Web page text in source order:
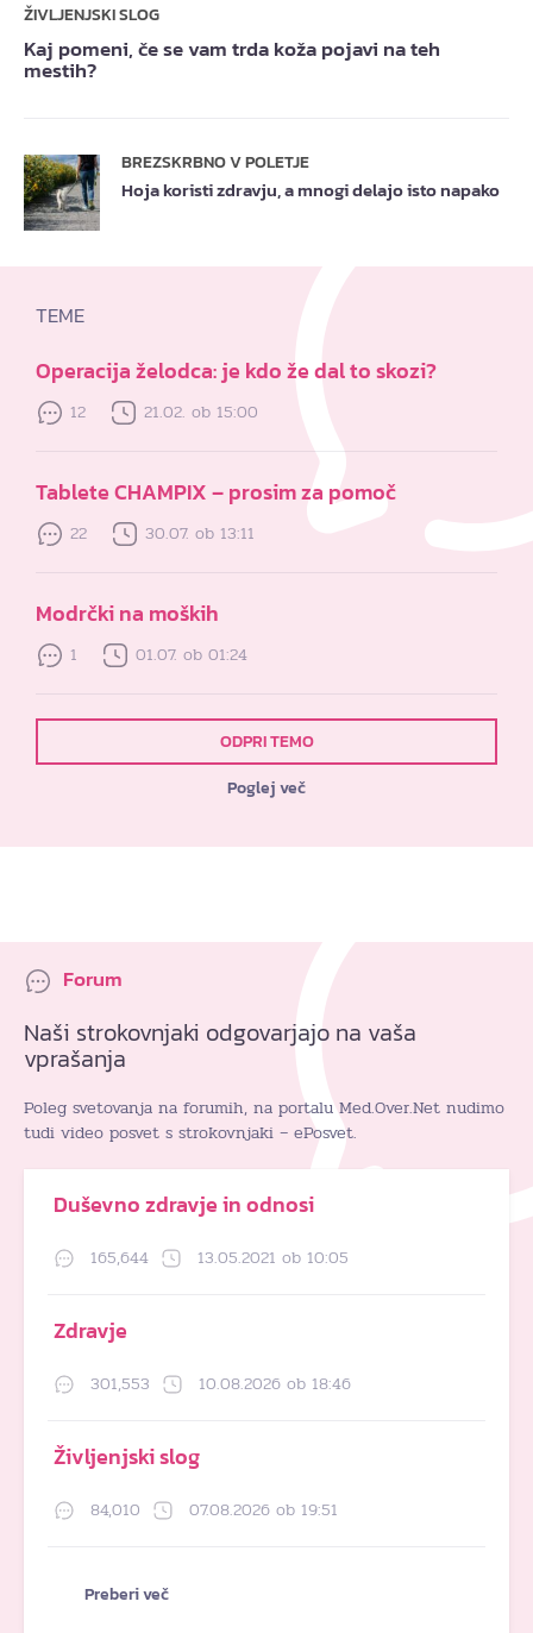
ŽIVLJENJSKI SLOG
Kaj pomeni, če se vam trda koža pojavi na teh
mestih?
BREZSKRBNO V POLETJE
Hoja koristi zdravju, a mnogi delajo isto napako
TEME
Operacija želodca: je kdo že dal to skozi?
12 21.02. ob 15:00
Tablete CHAMPIX – prosim za pomoč
22 30.07. ob 13:11
Modrčki na moških
1 01.07. ob 01:24
ODPRI TEMO
Poglej več
Forum
Naši strokovnjaki odgovarjajo na vaša
vprašanja
Poleg svetovanja na forumih, na portalu Med.Over.Net nudimo
tudi video posvet s strokovnjaki – ePosvet.
Duševno zdravje in odnosi
165,644 13.05.2021 ob 10:05
Zdravje
301,553 10.08.2026 ob 18:46
Življenjski slog
84,010 07.08.2026 ob 19:51
Preberi več